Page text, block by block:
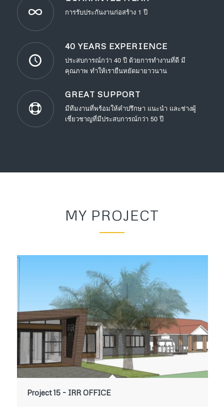
การรับประกันงานก่อสร้าง 1 ปี
40 YEARS EXPERIENCE
ประสบการณ์กว่า 40 ปี ด้วยการทำงานที่ดี มี
คุณภาพ ทำให้เรายืนหยัดมายาวนาน
GREAT SUPPORT
มีทีมงานที่พร้อมให้คำปรึกษา แนะนำ และช่างผู้
เชี่ยวชาญที่มีประสบการณ์กว่า 50 ปี
MY PROJECT
Project 15 – IRR OFFICE